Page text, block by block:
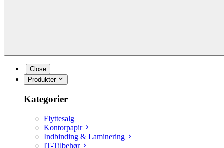
Close
Produkter
Kategorier
Flyttesalg
Kontorpapir
Indbinding & Laminering
IT-Tilbehør